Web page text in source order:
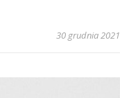
30 grudnia 2021